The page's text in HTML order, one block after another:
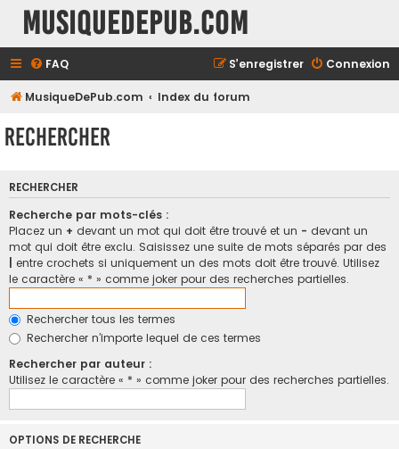
MusiqueDePub.com
FAQ Connexion
S’enregistrer
MusiqueDePub.com Index du forum
Rechercher
RECHERCHER
Recherche par mots-clés :
Placez un + devant un mot qui doit être trouvé et un - devant un
mot qui doit être exclu. Saisissez une suite de mots séparés par des
entre crochets si uniquement un des mots doit être trouvé. Utilisez
le caractère « * » comme joker pour des recherches partielles.
Rechercher tous les termes
Rechercher n’importe lequel de ces termes
Rechercher par auteur :
Utilisez le caractère « * » comme joker pour des recherches partielles.
OPTIONS DE RECHERCHE